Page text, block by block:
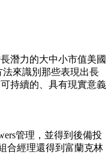
潛力的大中小市值美國
來識別那些表現出長
持續的、具有現實意義
管理，並得到後備投
合經理還得到富蘭克林